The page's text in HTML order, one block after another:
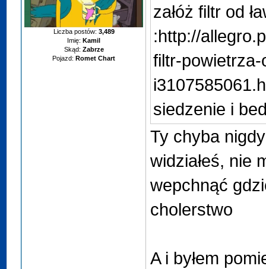
Liczba postów: 3,489
Imię: Kamil
Skąd: Zabrze
Pojazd: Romet Chart
załóż filtr od
:http://
filtr-
siedzenie i
Ty chyba
widziałeś, nie
wepchnąć
cholerstwo
A i byłem